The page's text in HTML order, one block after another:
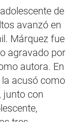
de
avanzó en
Márquez fue
agravado por
autora. En
acusó como
junto con